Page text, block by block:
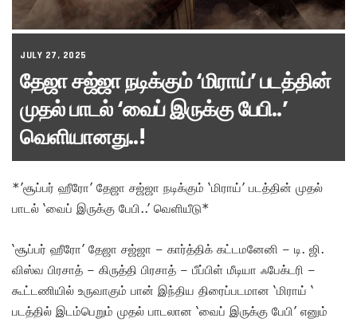
JULY 27, 2025
தேஜா சஜ்ஜா நடிக்கும் ‘மிராய்’ படத்தின்
முதல் பாடல் ‘வைப் இருக்கு பேபி..’
வெளியானது..!
*’சூப்பர் ஹீரோ’ தேஜா சஜ்ஜா நடிக்கும் ‘மிராய்’ படத்தின் முதல்
பாடல் ‘வைப் இருக்கு பேபி..’ வெளியீடு*
‘சூப்பர் ஹீரோ’ தேஜா சஜ்ஜா – கார்த்திக் கட்டமனேனி – டி. ஜி.
விஸ்வ பிரசாத் – கிருத்தி பிரசாத் – பீப்பிள் மீடியா ஃபேக்டரி –
கூட்டணியில் உருவாகும் பான் இந்திய திரைப்படமான ‘மிராய் ‘
படத்தில் இடம்பெறும் முதல் பாடலான ‘வைப் இருக்கு பேபி’ எனும்